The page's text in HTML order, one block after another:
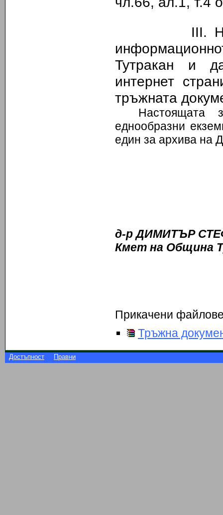
III.
Тутракан и
интернет
тръжната
Настоящата
еднообразни
един за архива на
д-р
Кмет на Община
Прикачени
Тръжна
Достъпност Правни